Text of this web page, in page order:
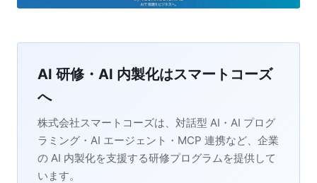
AI 研修・AI 内製化はスマートコーズ
へ
株式会社スマートコーズは、対話型 AI・AI プログ
ラミング・AI エージェント・MCP 連携など、企業
の AI 内製化を支援する研修プログラムを提供して
います。